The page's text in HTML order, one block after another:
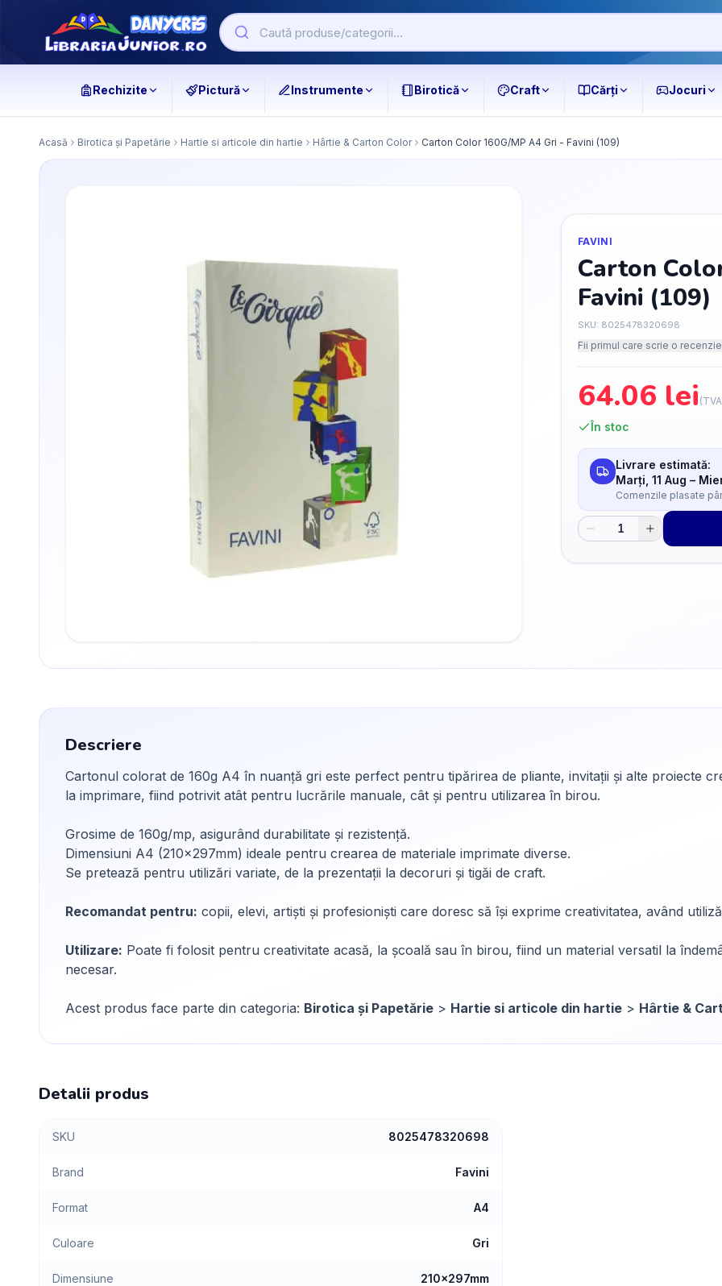
Rechizite Pictură Instrumente Birotică Craft Cărți Jocuri
Acasă Birotica și Papetărie Hartie si articole din hartie Hârtie & Carton Color Carton Color 160G/MP A4 Gri - Favini (109)
FAVINI
Carton
Favini (109)
SKU: 8025478320698
Fii primul care scrie o recenzie
64.06 lei
În stoc
Livrare estimată:
Marți, 11 Aug –
Comenzile plasate
Descriere
Cartonul colorat de 160g A4 în nuanță gri este perfect pentru tipărirea de pliante, invitații și alte proiecte
la imprimare, fiind potrivit atât pentru lucrările manuale, cât și pentru utilizarea în birou.
Grosime de 160g/mp, asigurând durabilitate și rezistență.
Dimensiuni A4 (210x297mm) ideale pentru crearea de materiale imprimate diverse.
Se pretează pentru utilizări variate, de la prezentații la decoruri și tigăi de craft.
Recomandat pentru: copii, elevi, artiști și profesioniști care doresc să își exprime creativitatea, având
Utilizare: Poate fi folosit pentru creativitate acasă, la școală sau în birou, fiind un material versatil la
necesar.
Acest produs face parte din categoria: Birotica și Papetărie > Hartie si articole din hartie > Hârtie &
Detalii produs
SKU 8025478320698
Brand Favini
Format A4
Culoare Gri
Dimensiune 210x297mm